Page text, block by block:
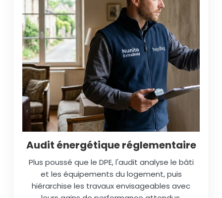
Audit énergétique réglementaire
Plus poussé que le DPE, l'audit analyse le bâti
et les équipements du logement, puis
hiérarchise les travaux envisageables avec